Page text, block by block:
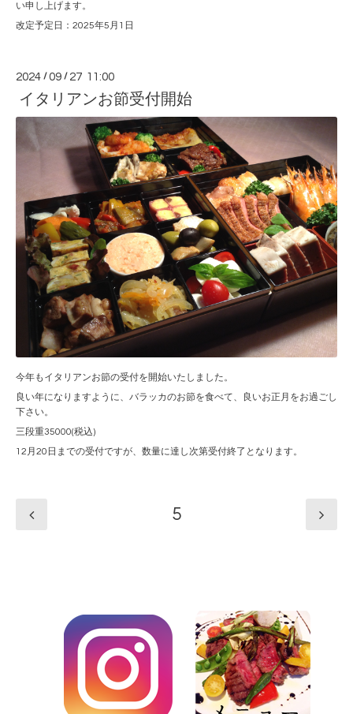
い申し上げます。
改定予定日：2025年5月1日
2024 /09 / 27 11:00
イタリアンお節受付開始
今年もイタリアンお節の受付を開始いたしました。
良い年になりますように、バラッカのお節を食べて、良いお正月をお過ごし
下さい。
三段重35000(税込)
12月20日までの受付ですが、数量に達し次第受付終了となります。
5